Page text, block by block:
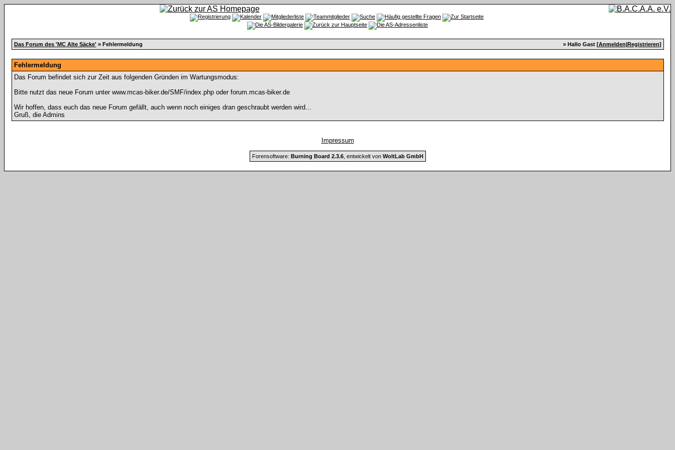
Das Forum des 'MC Alte Säcke' » Fehlermeldung » Hallo Gast [Anmelden|Registrieren]
Fehlermeldung
Das Forum befindet sich zur Zeit aus folgenden Gründen im Wartungsmodus:
Bitte nutzt das neue Forum unter www.mcas-biker.de/SMF/index.php oder forum.mcas-biker.de
Wir hoffen, dass euch das neue Forum gefällt, auch wenn noch einiges dran geschraubt werden wird...
Gruß, die Admins
Impressum
Forensoftware: Burning Board 2.3.6, entwickelt von WoltLab GmbH